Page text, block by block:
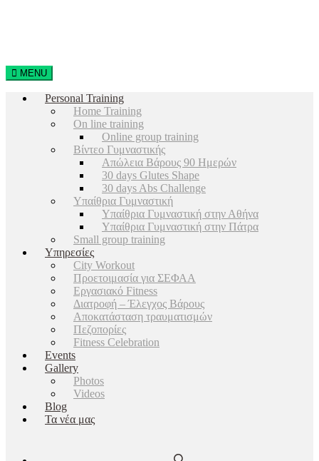
MENU
Personal Training
Home Training
On line training
Online group training
Βίντεο Γυμναστικής
Απώλεια Βάρους 90 Ημερών
30 days Glutes Shape
30 days Abs Challenge
Υπαίθρια Γυμναστική
Υπαίθρια Γυμναστική στην Αθήνα
Υπαίθρια Γυμναστική στην Πάτρα
Small group training
Υπηρεσίες
City Workout
Προετοιμασία για ΣΕΦΑΑ
Εργασιακό Fitness
Διατροφή – Έλεγχος Βάρους
Αποκατάσταση τραυματισμών
Πεζοπορίες
Fitness Celebration
Events
Gallery
Photos
Videos
Blog
Τα νέα μας